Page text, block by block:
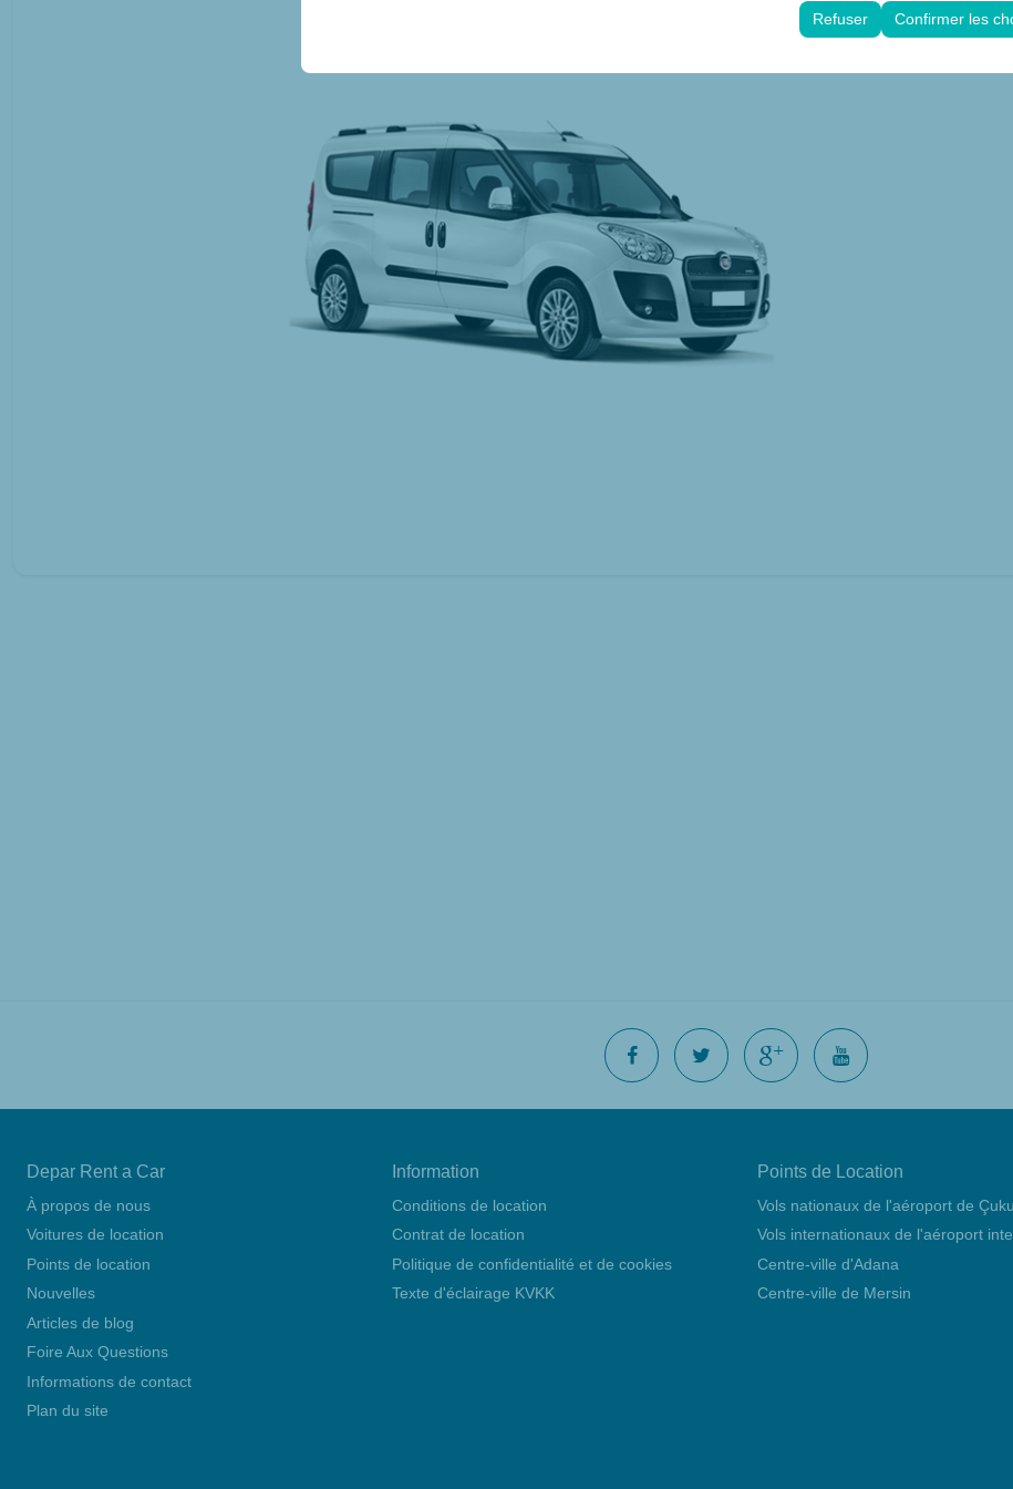
conservant vos paramètres d’interface utilisateur, vos préférences linguistiques et autres
Refuser Confirmer les
Depar Rent a Car
À propos de nous
Voitures de location
Points de location
Nouvelles
Articles de blog
Foire Aux Questions
Informations de contact
Plan du site
Information
Conditions de location
Contrat de location
Politique de confidentialité et de cookies
Texte d'éclairage KVKK
Points de Location
Vols nationaux de l'aéroport de
Vols internationaux de l'aéroport
Centre-ville d'Adana
Centre-ville de Mersin